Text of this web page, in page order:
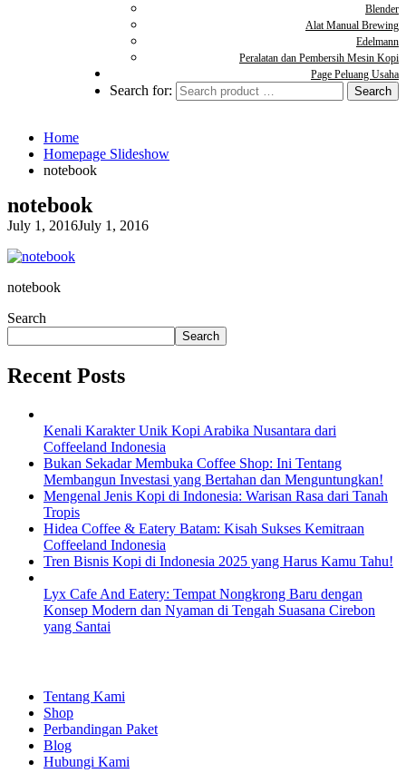
Blender
Alat Manual Brewing
Edelmann
Peralatan dan Pembersih Mesin Kopi
Page Peluang Usaha
Search for:
Home
Homepage Slideshow
notebook
notebook
July 1, 2016July 1, 2016
notebook
Search
Search
Recent Posts
Kenali Karakter Unik Kopi Arabika Nusantara dari
Coffeeland Indonesia
Bukan Sekadar Membuka Coffee Shop: Ini Tentang
Membangun Investasi yang Bertahan dan Menguntungkan!
Mengenal Jenis Kopi di Indonesia: Warisan Rasa dari Tanah
Tropis
Hidea Coffee & Eatery Batam: Kisah Sukses Kemitraan
Coffeeland Indonesia
Tren Bisnis Kopi di Indonesia 2025 yang Harus Kamu Tahu!
Lyx Cafe And Eatery: Tempat Nongkrong Baru dengan
Konsep Modern dan Nyaman di Tengah Suasana Cirebon
yang Santai
Tentang Kami
Shop
Perbandingan Paket
Blog
Hubungi Kami